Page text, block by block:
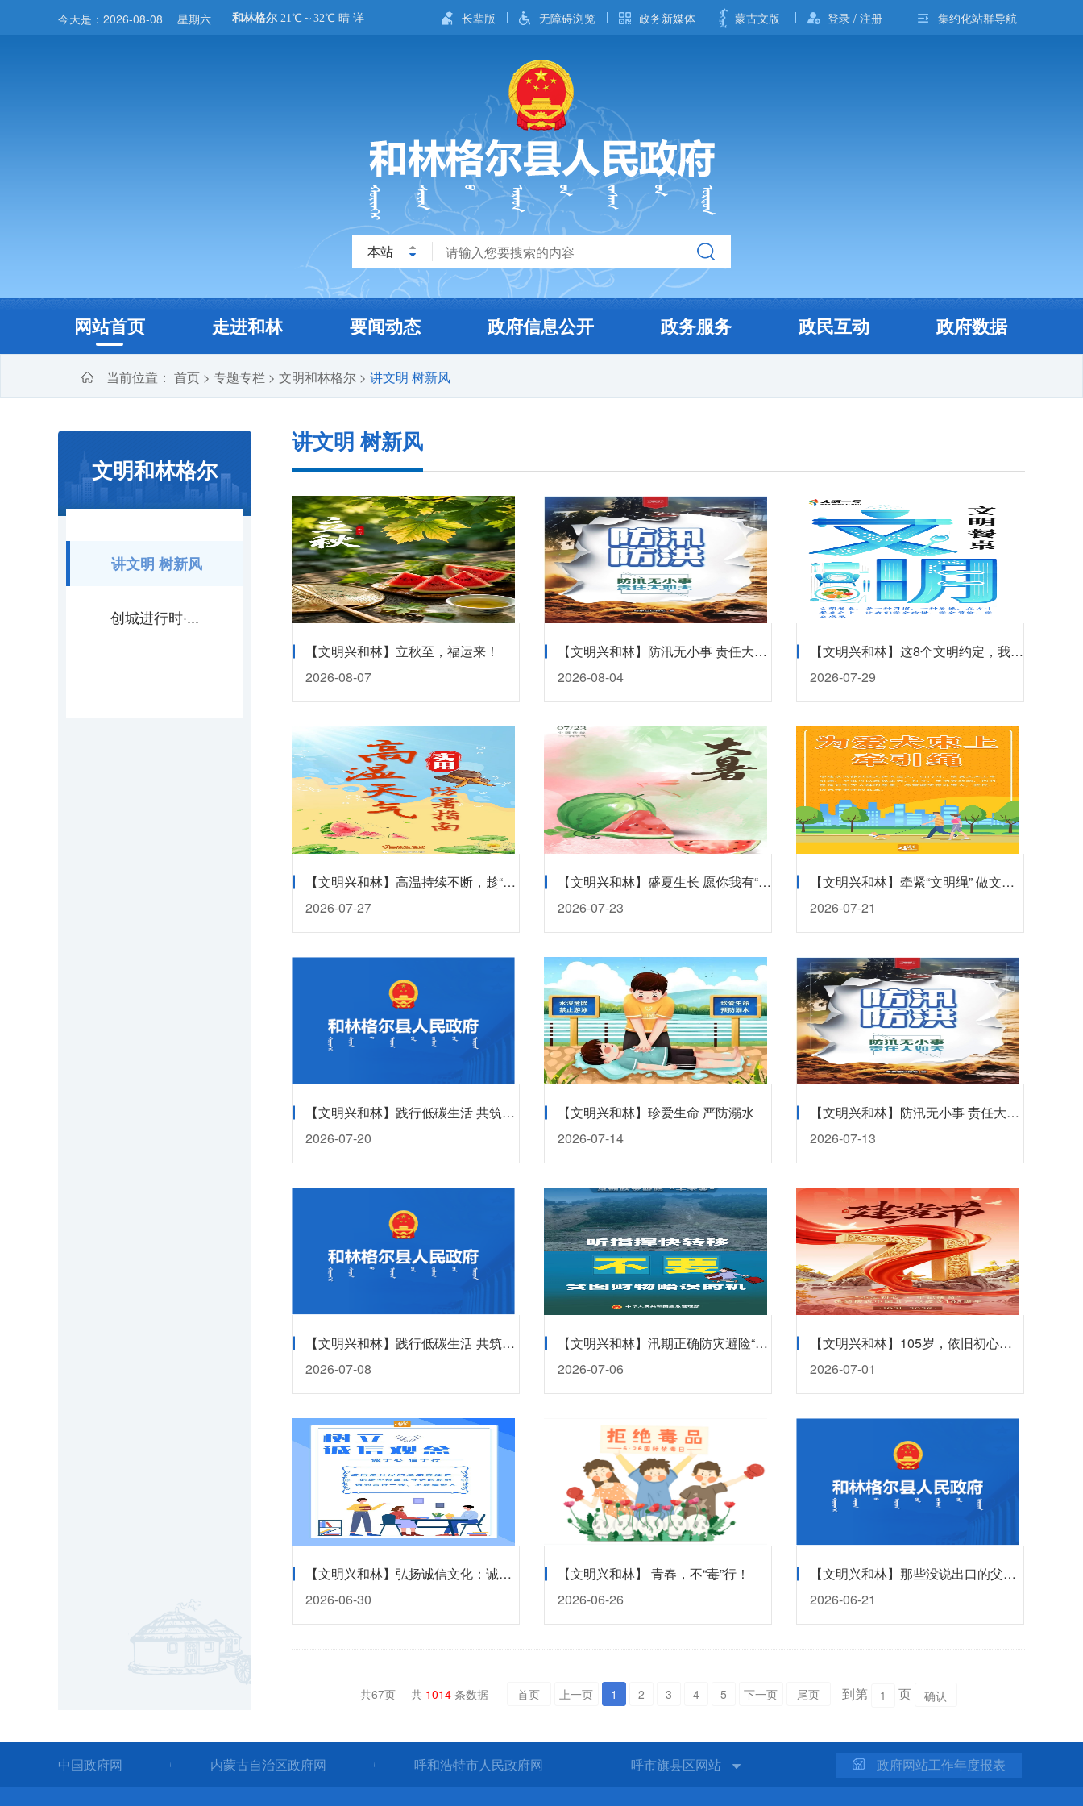
今天是： 2026-08-08 星期六 长辈版 无障碍浏览 政务新媒体 蒙古文版 登录 / 注册 集约化站群导航
本站
网站首页 走进和林 要闻动态 政府信息公开 政务服务 政民互动 政府数据
当前位置： 首页 > 专题专栏 > 文明和林格尔 > 讲文明 树新风
文明和林格尔
讲文明 树新风
创城进行时·...
讲文明 树新风
【文明兴和林】立秋至，福运来！
2026-08-07
【文明兴和林】防汛无小事 责任大如天
2026-08-04
【文明兴和林】这8个文明约定，我们一起践行！
2026-07-29
【文明兴和林】高温持续不断，趁“热”收下这份防暑指南！
2026-07-27
【文明兴和林】盛夏生长 愿你我有“暑”不尽的好运～
2026-07-23
【文明兴和林】牵紧“文明绳” 做文明养犬人
2026-07-21
【文明兴和林】践行低碳生活 共筑美好家园
2026-07-20
【文明兴和林】珍爱生命 严防溺水
2026-07-14
【文明兴和林】防汛无小事 责任大如天
2026-07-13
【文明兴和林】践行低碳生活 共筑美好家园
2026-07-08
【文明兴和林】汛期正确防灾避险“十不要”
2026-07-06
【文明兴和林】105岁，依旧初心滚烫～
2026-07-01
【文明兴和林】弘扬诚信文化：诚于心，信于行！
2026-06-30
【文明兴和林】 青春，不“毒”行！
2026-06-26
【文明兴和林】那些没说出口的父爱，全藏在这些瞬间里！
2026-06-21
共67页 共 1014条数据 首页 上一页 1 2 3 4 5 下一页 尾页 到第 页
中国政府网 内蒙古自治区政府网 呼和浩特市人民政府网 呼市旗县区网站 政府网站工作年度报表